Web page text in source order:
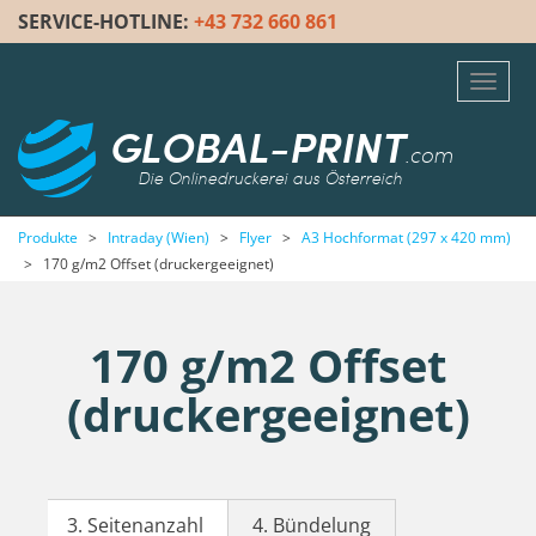
SERVICE-HOTLINE: +43 732 660 861
GLOBAL-PRINT.com
Die Onlinedruckerei aus Österreich
Produkte > Intraday (Wien) > Flyer > A3 Hochformat (297 x 420 mm)
>
170 g/m2 Offset (druckergeeignet)
170 g/m2 Offset
(druckergeeignet)
3. Seitenanzahl 4. Bündelung